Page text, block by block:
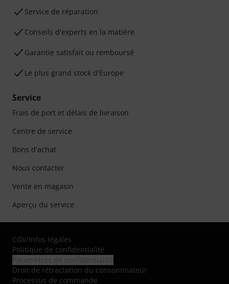
Service de réparation
Conseils d'experts en la matière
Garantie satisfait ou remboursé
Le plus grand stock d'Europe
Service
Frais de port et délais de livraison
Centre de service
Bons d'achat
Nous contacter
Vente en magasin
Aperçu du service
CGV/Infos légales
Politique de confidentialité
Droit de rétractation du consommateur
Processus de commande